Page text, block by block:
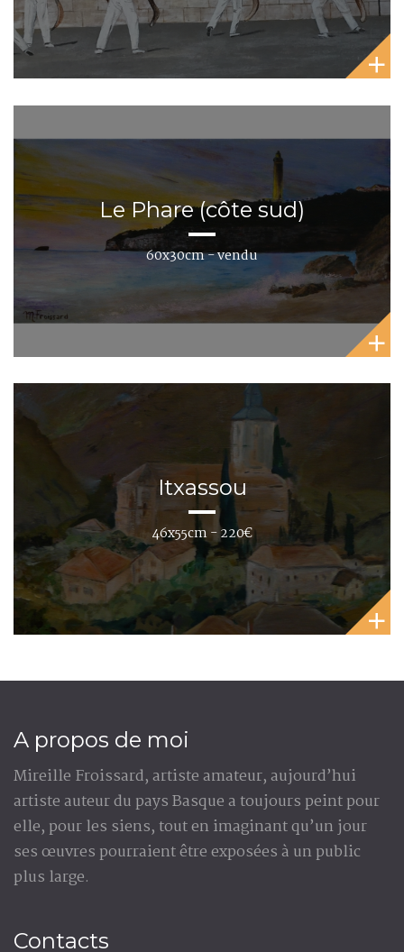
Le Phare (côte sud)
60x30cm - vendu
Itxassou
46x55cm - 220€
A propos de moi
Mireille Froissard, artiste amateur, aujourd’hui
artiste auteur du pays Basque a toujours peint pour
elle, pour les siens, tout en imaginant qu’un jour
ses œuvres pourraient être exposées à un public
plus large.
Contacts